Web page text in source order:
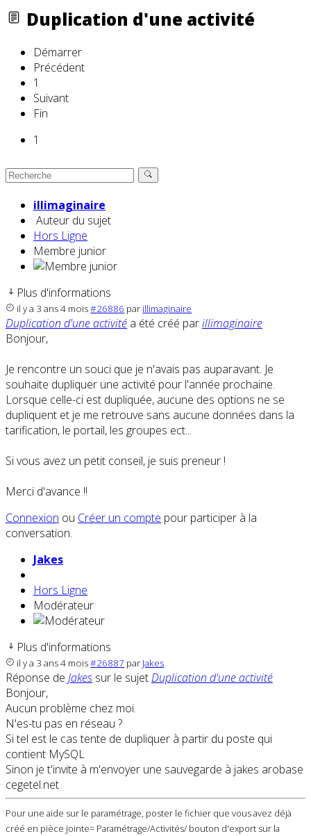
Duplication d'une activité
Démarrer
Précédent
1
Suivant
Fin
1
illimaginaire
Auteur du sujet
Hors Ligne
Membre junior
Plus d'informations
il y a 3 ans 4 mois#26886 par illimaginaire
Duplication d'une activité a été créé parillimaginaire
Bonjour,
Je rencontre un souci que je n'avais pas auparavant. Je
souhaite dupliquer une activité pour l'année prochaine.
Lorsque celle-ci est dupliquée, aucune des options ne se
dupliquent et je me retrouve sans aucune données dans la
tarification, le portail, les groupes ect...
Si vous avez un petit conseil, je suis preneur !
Merci d'avance !!
Connexion ou Créer un compte pour participer à la
conversation.
Jakes
Hors Ligne
Modérateur
Plus d'informations
il y a 3 ans 4 mois#26887 par Jakes
Réponse de Jakes sur le sujetDuplication d'une activité
Bonjour,
Aucun problème chez moi.
N'es-tu pas en réseau ?
Si tel est le cas tente de dupliquer à partir du poste qui
contient MySQL
Sinon je t'invite à m'envoyer une sauvegarde à jakes arobase
cegetel.net
Pour une aide sur le paramétrage, poster le fichier que vous avez déjà
créé en pièce jointe= Paramétrage/Activités/ bouton d'export sur la